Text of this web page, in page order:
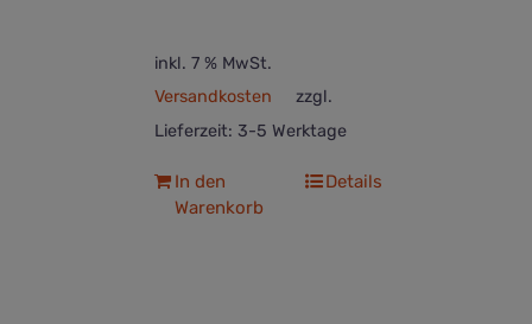
inkl. 7 % MwSt.
zzgl.
Versandkosten
Lieferzeit: 3-5 Werktage
In den
Warenkorb
Details